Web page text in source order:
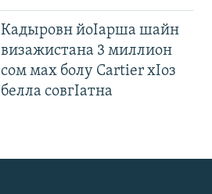
Кадыровн йоIарша шайн
визажистана 3 миллион
сом мах болу Cartier хIоз
белла совгIатна